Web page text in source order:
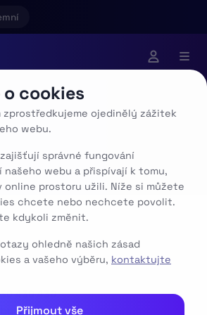
cookies
zprostředkujeme ojedinělý zážitek
webu.
správné fungování
webu a přispívají k tomu,
prostoru užili. Níže si můžete
chcete nebo nechcete povolit.
kdykoli změnit.
ohledně našich zásad
a vašeho výběru, kontaktujte
Přijmout vše
430 430
v aplikaci